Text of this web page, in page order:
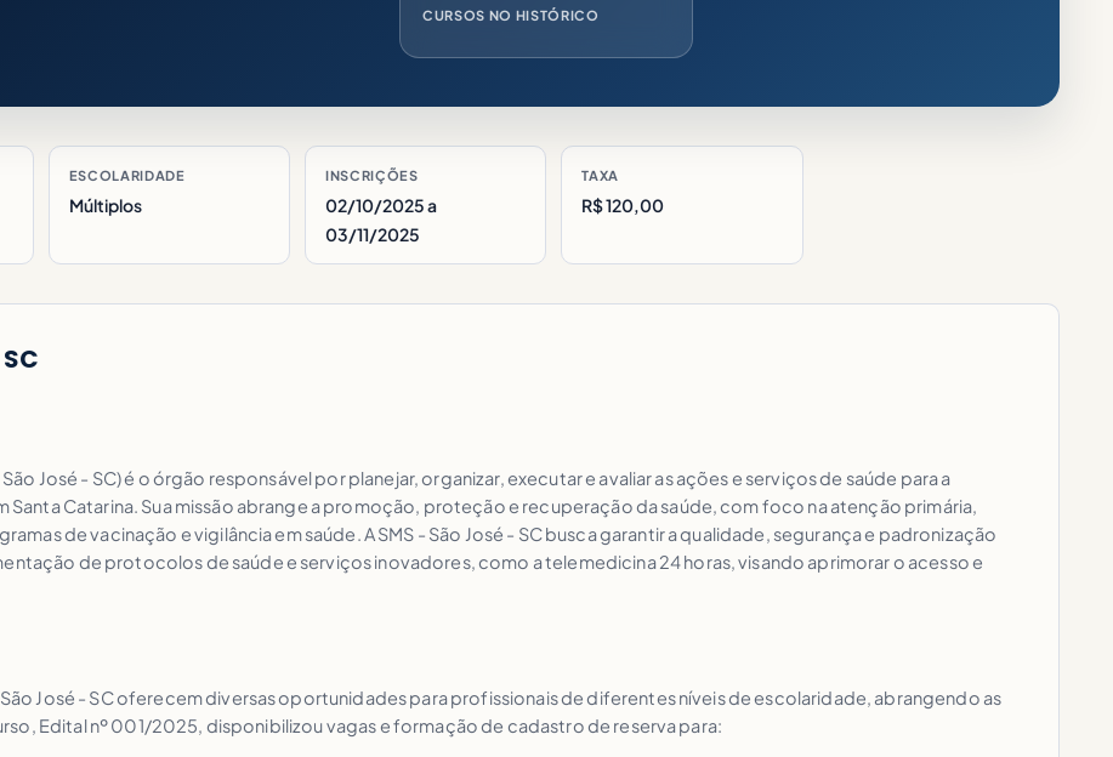
CURSOS NO HISTÓRICO
ESCOLARIDADE
Múltiplos
INSCRIÇÕES
02/10/2025 a
03/11/2025
TAXA
R$ 120,00
José - SC) é o órgão responsável por planejar, organizar, executar e avaliar as ações e serviços de saúde para a
Catarina. Sua missão abrange a promoção, proteção e recuperação da saúde, com foco na atenção primária,
de vacinação e vigilância em saúde. A SMS - São José - SC busca garantir a qualidade, segurança e padronização
de protocolos de saúde e serviços inovadores, como a telemedicina 24 horas, visando aprimorar o acesso e
José - SC oferecem diversas oportunidades para profissionais de diferentes níveis de escolaridade, abrangendo as
Edital nº 001/2025, disponibilizou vagas e formação de cadastro de reserva para: